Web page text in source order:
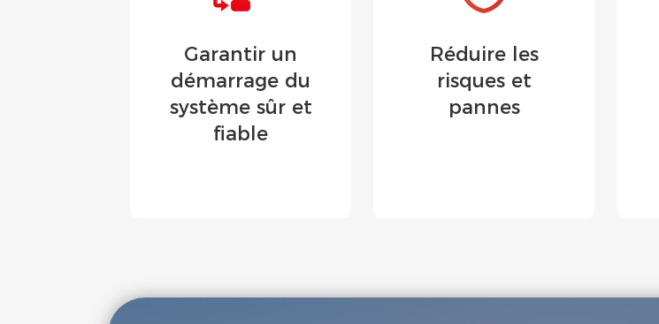
Garantir un
démarrage du
système sûr et
fiable
Réduire les
risques et
pannes